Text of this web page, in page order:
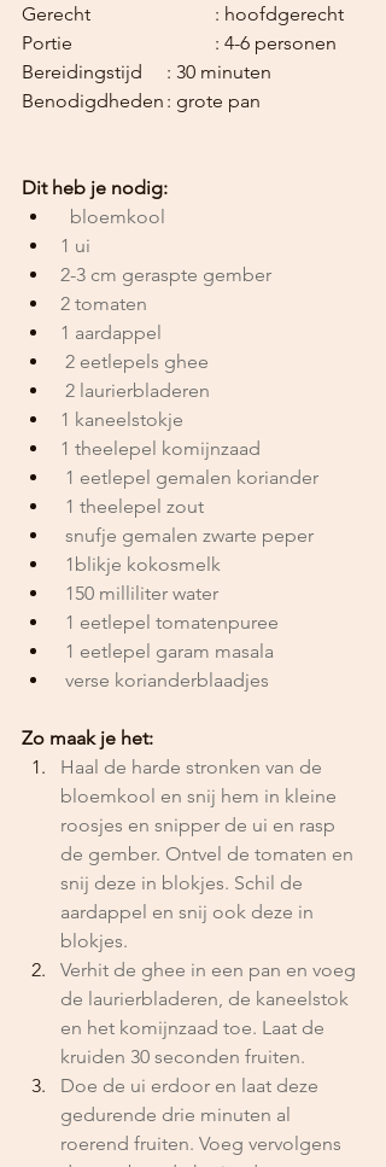
Gerecht			: hoofdgerecht
Portie			: 4-6 personen
Bereidingstijd	: 30 minuten
Benodigdheden	: grote pan
Dit heb je nodig:
  bloemkool
1 ui
2-3 cm geraspte gember
2 tomaten
1 aardappel
2 eetlepels ghee
2 laurierbladeren
1 kaneelstokje
1 theelepel komijnzaad
1 eetlepel gemalen koriander
1 theelepel zout
snufje gemalen zwarte peper
1blikje kokosmelk
150 milliliter water
1 eetlepel tomatenpuree
1 eetlepel garam masala
verse korianderblaadjes
Zo maak je het:
Haal de harde stronken van de
bloemkool en snij hem in kleine
roosjes en snipper de ui en rasp
de gember. Ontvel de tomaten en
snij deze in blokjes. Schil de
aardappel en snij ook deze in
blokjes.
Verhit de ghee in een pan en voeg
de laurierbladeren, de kaneelstok
en het komijnzaad toe. Laat de
kruiden 30 seconden fruiten.
Doe de ui erdoor en laat deze
gedurende drie minuten al
roerend fruiten. Voeg vervolgens